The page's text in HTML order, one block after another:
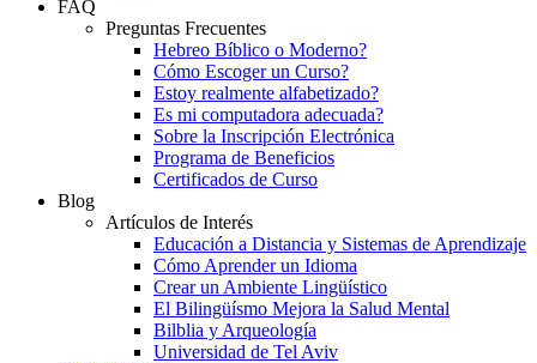
FAQ
Preguntas Frecuentes
Hebreo Bíblico o Moderno?
Cómo Escoger un Curso?
Estoy realmente alfabetizado?
Es mi computadora adecuada?
Sobre la Inscripción Electrónica
Programa de Beneficios
Certificados de Curso
Blog
Artículos de Interés
Educación a Distancia y Sistemas de Aprendizaje
Cómo Aprender un Idioma
Crear un Ambiente Lingüístico
El Bilingüísmo Mejora la Salud Mental
Bilblia y Arqueología
Universidad de Tel Aviv